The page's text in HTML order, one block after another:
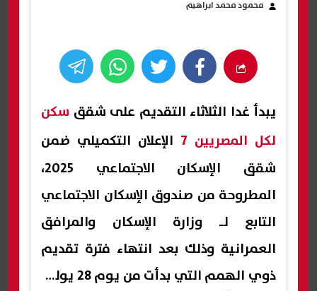
محمود محمد ابراهيم
يبدأ غدا الثلاثاء التقديم على شقق سكن
لكل المصريين 7
الإعلان التكميلي ضمن
شقق الإسكان الاجتماعي 2025،
المطروحة من صندوق الإسكان الاجتماعي
التابع لـ وزارة الإسكان والمرافق
العمرانية وذلك بعد انتهاء فترة تقديم
ذوي الهمم التي بدأت من يوم 28 يوليو